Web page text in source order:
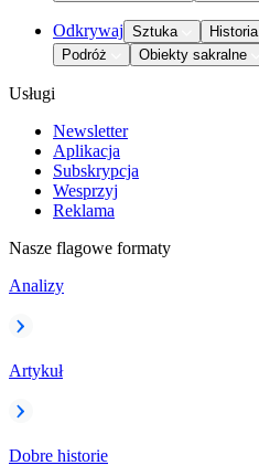
Odkrywaj Sztuka Historia
Podróż
Obiekty sakralne
Usługi
Newsletter
Aplikacja
Subskrypcja
Wesprzyj
Reklama
Nasze flagowe formaty
Analizy
Artykuł
Dobre historie